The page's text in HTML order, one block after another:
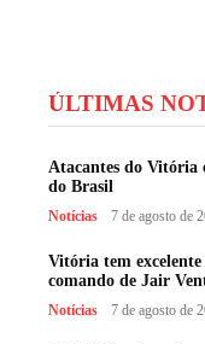
ÚLTIMAS
Atacantes do Vitória
do Brasil
Notícias 7 de agosto de
Vitória tem
comando de Jair
Notícias 7 de agosto de